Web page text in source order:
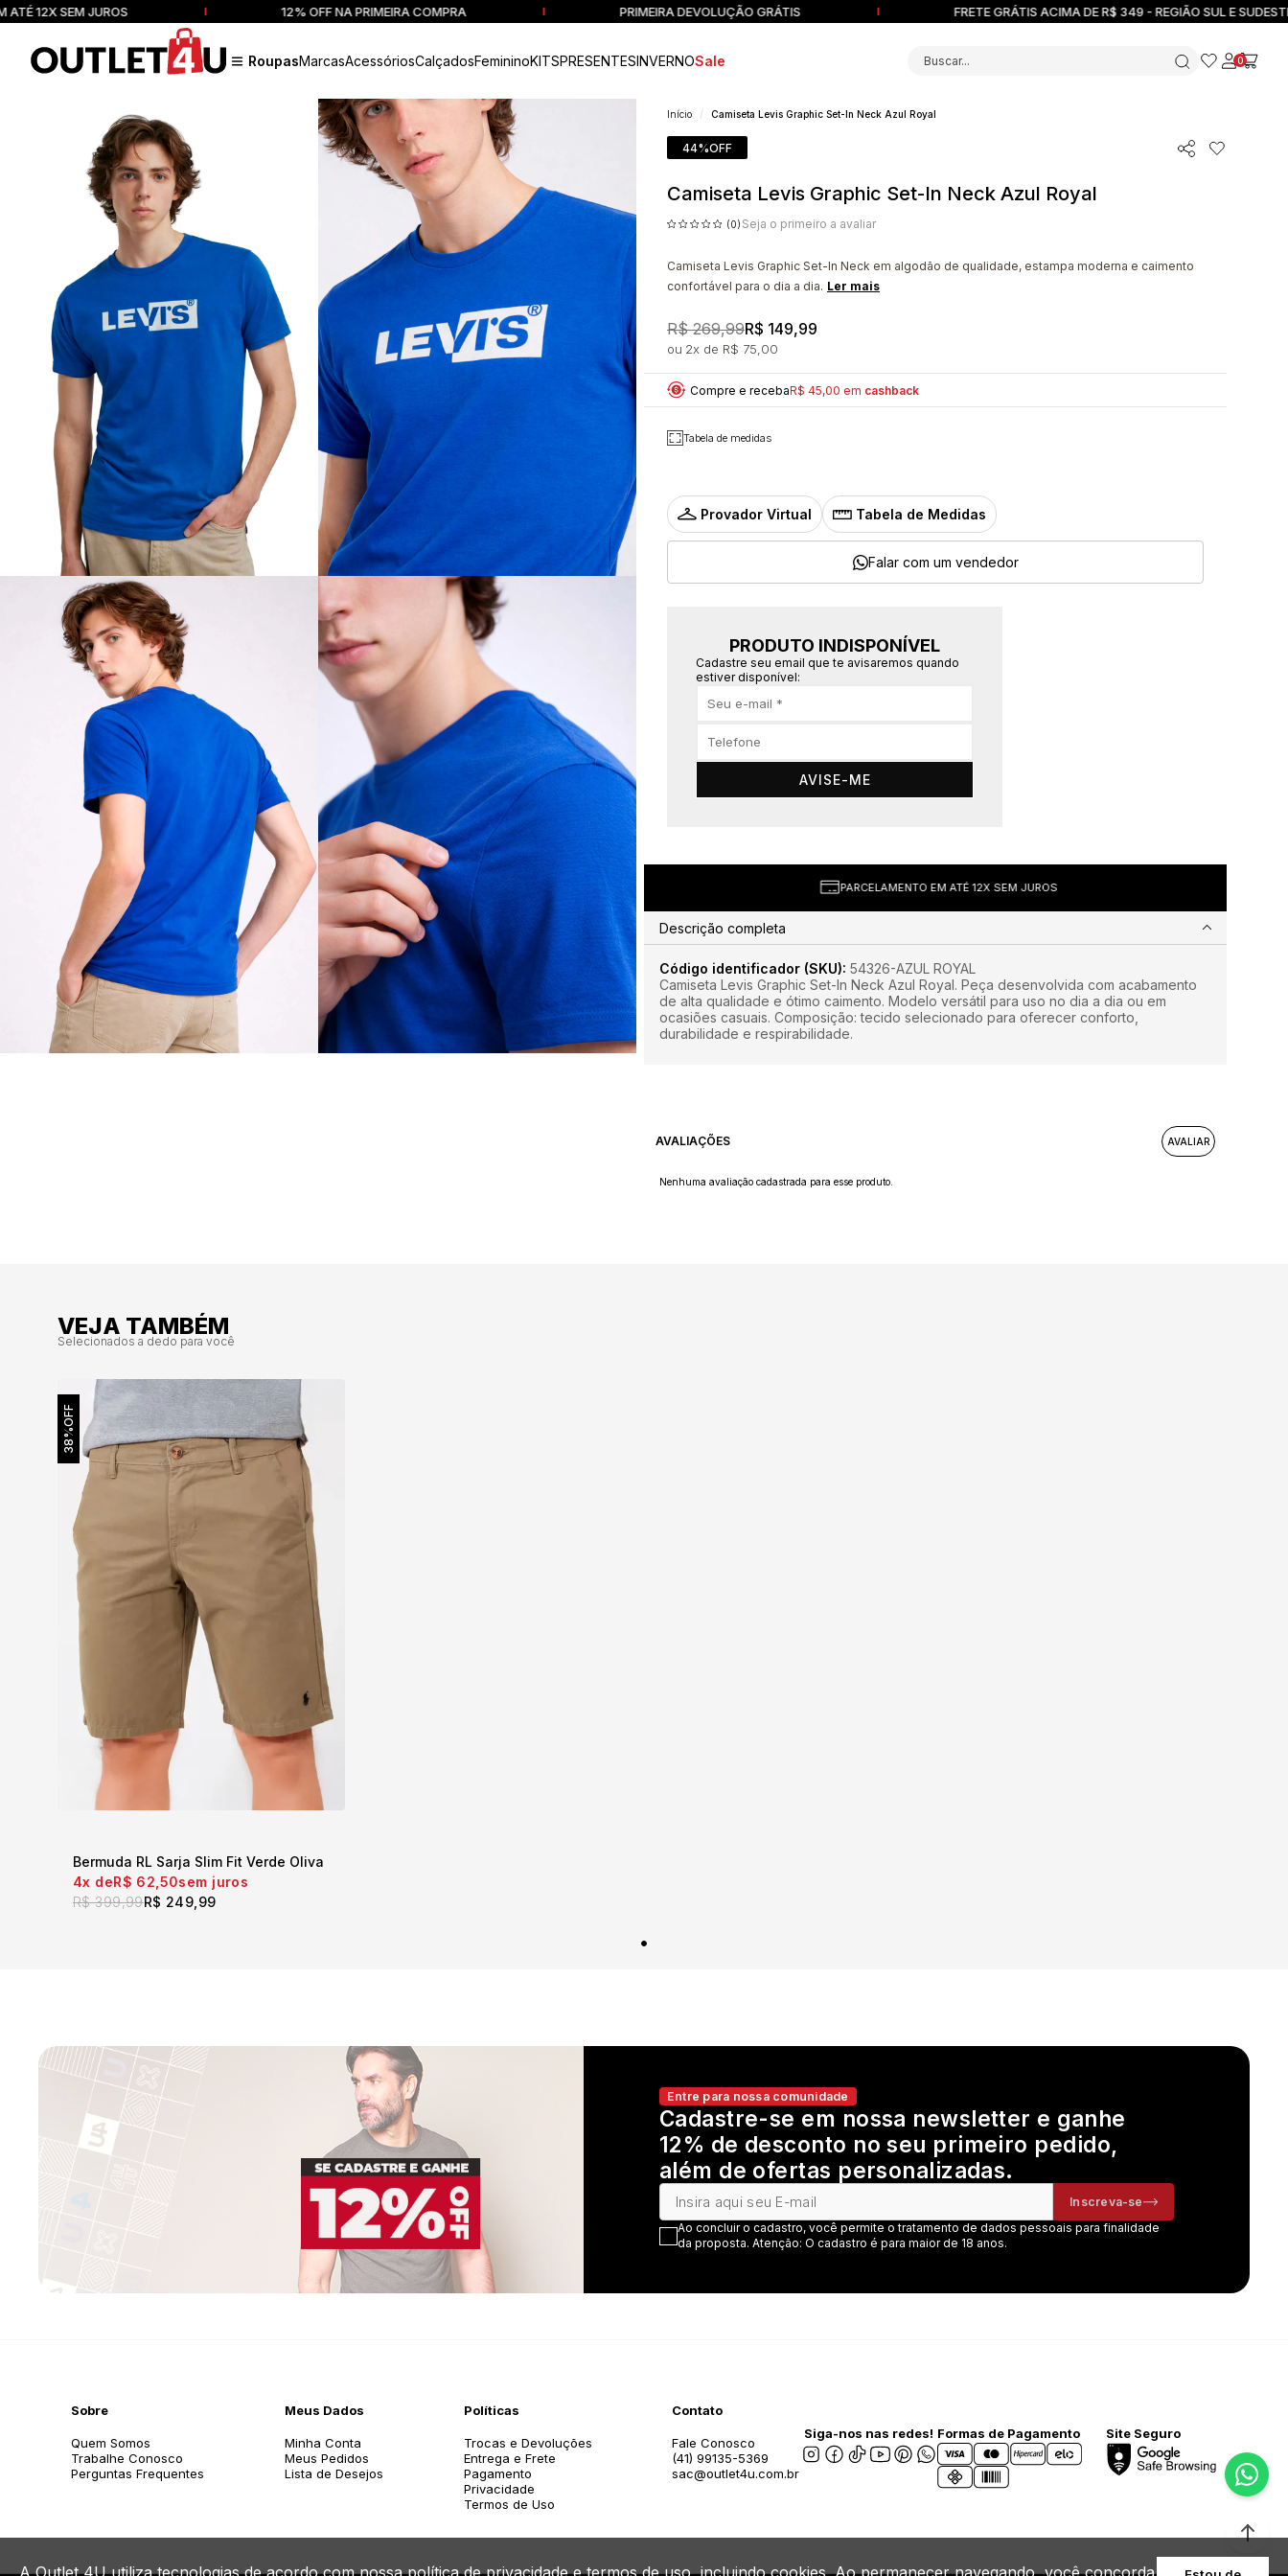
SEM JUROS 12% OFF NA PRIMEIRA COMPRA PRIMEIRA DEVOLUÇÃO GRÁTIS FRETE GRÁTIS ACIMA DE R$ 349 - REGIÃO SUL E SUDESTE
RoupasMarcasAcessóriosCalçadosFemininoKITSPRESENTESINVERNOSale Buscar... 0
Início Camiseta Levis Graphic Set-In Neck Azul Royal
44%OFF
Camiseta Levis Graphic Set-In Neck Azul Royal
(0) Seja o primeiro a avaliar
Camiseta Levis Graphic Set-In Neck em algodão de qualidade, estampa moderna e caimento
confortável para o dia a dia. Ler mais
R$ 269,99R$ 149,99
2x R$ 75,00
Compre e recebaR$ 45,00 em cashback
Tabela de medidas
Provador Virtual Tabela de Medidas
Falar com um vendedor
PRODUTO INDISPONÍVEL
Cadastre seu email que te avisaremos quando
estiver disponível:
AVISE-ME
ENTREGA PARA TODO BRASIL PARCELAMENTO EM ATÉ 12X SEM JUROS
Descrição completa
Código identificador (SKU): 54326-AZUL ROYAL
Camiseta Levis Graphic Set-In Neck Azul Royal. Peça desenvolvida com acabamento
de alta qualidade e ótimo caimento. Modelo versátil para uso no dia a dia ou em
ocasiões casuais. Composição: tecido selecionado para oferecer conforto,
durabilidade e respirabilidade.
AVALIAÇÕES
Nenhuma avaliação cadastrada para esse produto.
VEJA TAMBÉM
Selecionados a dedo para você
38%
OFF
Bermuda RL Sarja Slim Fit Verde Oliva
R$ 399,99R$ 249,99
4x R$ 62,50sem juros
Entre para nossa comunidade
Cadastre-se em nossa newsletter e ganhe
12% de desconto no seu primeiro pedido,
além de ofertas personalizadas.
Inscreva-se
Ao concluir o cadastro, você permite o tratamento de dados pessoais para finalidade
da proposta. Atenção: O cadastro é para maior de 18 anos.
Sobre
Quem Somos
Trabalhe Conosco
Perguntas Frequentes
Meus Dados
Minha Conta
Meus Pedidos
Lista de Desejos
Políticas
Trocas e Devoluções
Entrega e Frete
Pagamento
Privacidade
Termos de Uso
Contato
Fale Conosco
(41) 99135-5369
sac@outlet4u.com.br
Siga-nos nas redes! Formas de Pagamento Site Seguro
A Outlet 4U utiliza tecnologias de acordo com nossa política de privacidade e termos de uso, incluindo cookies. Ao permanecer navegando, você concorda